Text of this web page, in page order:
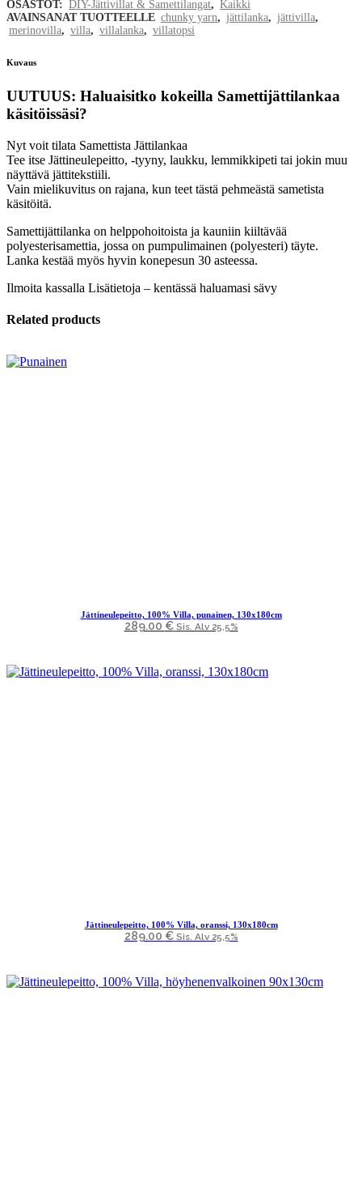
kg,
quantity
OSASTOT: DIY-Jättivillat & Samettilangat, Kaikki
AVAINSANAT TUOTTEELLE chunky yarn, jättilanka, jättivilla,
merinovilla, villa, villalanka, villatopsi
Kuvaus
UUTUUS: Haluaisitko kokeilla Samettijättilankaa
käsitöissäsi?
Nyt voit tilata Samettista Jättilankaa
Tee itse Jättineulepeitto, -tyyny, laukku, lemmikkipeti tai jokin muu
näyttävä jättitekstiili.
Vain mielikuvitus on rajana, kun teet tästä pehmeästä sametista
käsitöitä.
Samettijättilanka on helppohoitoista ja kauniin kiiltävää
polyesterisamettia, jossa on pumpulimainen (polyesteri) täyte.
Lanka kestää myös hyvin konepesun 30 asteessa.
Ilmoita kassalla Lisätietoja – kentässä haluamasi sävy
Related products
Jättineulepeitto, 100% Villa, punainen, 130x180cm
289.00 € Sis. Alv 25,5%
Jättineulepeitto, 100% Villa, oranssi, 130x180cm
289.00 € Sis. Alv 25,5%